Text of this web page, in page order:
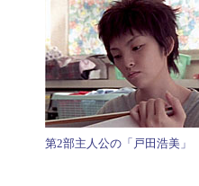
第2部主人公の「戸田浩美」